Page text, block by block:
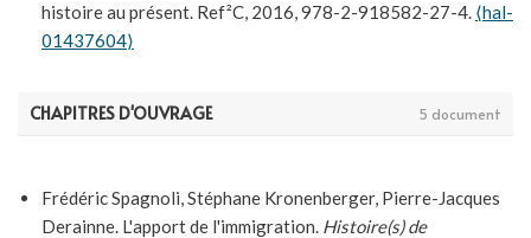
histoire au présent. Ref²C, 2016, 978-2-918582-27-4. ⟨hal-
01437604⟩
CHAPITRES D'OUVRAGE 5 document
Frédéric Spagnoli, Stéphane Kronenberger, Pierre-Jacques
Derainne. L'apport de l'immigration. Histoire(s) de